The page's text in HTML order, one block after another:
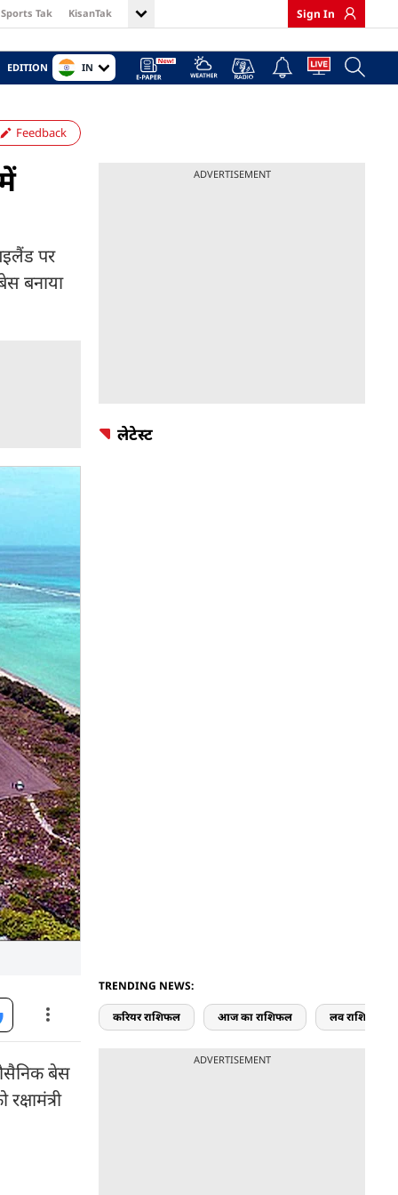
Sports Tak KisanTak Sign In
EDITION IN
Feedback
पर
बनाया
बेस
ADVERTISEMENT
लेटेस्ट
TRENDING NEWS:
करियर राशिफल आज का राशिफल लव राशिफल
ADVERTISEMENT